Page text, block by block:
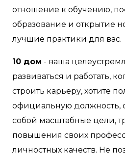
отношение к обучению,
образование и открытие
лучшие практики для вас.
10 дом - ваша
развиваться и работать,
строить карьеру, хотите
официальную должность,
собой масштабные цели,
повышения своих
личностных качеств. Не